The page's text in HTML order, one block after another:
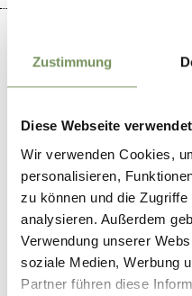
Zustimmung
Diese Webseite
Wir verwenden Cookies,
personalisieren,
zu können und die
analysieren. Außerdem
Verwendung unserer
soziale Medien, Werbung
Partner führen diese
−